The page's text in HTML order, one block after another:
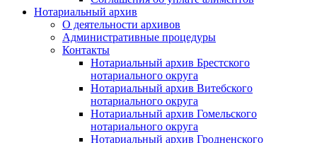
Нотариальный архив
О деятельности архивов
Административные процедуры
Контакты
Нотариальный архив Брестского
нотариального округа
Нотариальный архив Витебского
нотариального округа
Нотариальный архив Гомельского
нотариального округа
Нотариальный архив Гродненского